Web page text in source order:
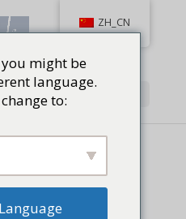
Koo
ZH_CN
might be
language.
to: